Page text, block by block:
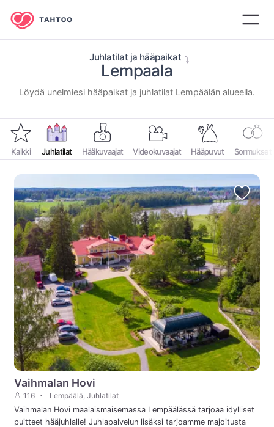
Juhlatilat ja hääpaikat
Lempaala
⁨Löydä unelmiesi hääpaikat ja juhlatilat ⁨Lempäälän⁩ alueella.⁩
Kaikki Juhlatilat Hääkuvaajat Videokuvaajat Hääpuvut Sormukset
Vaihmalan Hovi
116
Lempäälä, Juhlatilat
Vaihmalan Hovi maalaismaisemassa Lempäälässä tarjoaa idylliset
puitteet hääjuhlalle! Juhlapalvelun lisäksi tarjoamme majoitusta